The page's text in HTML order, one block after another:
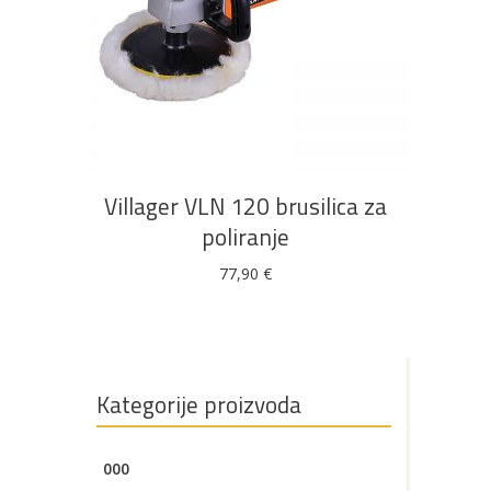
Bijela
tehnika
Metalna
galanterija
Elektromaterijal
DODAJ U KOŠARICU
Villager VLN 120 brusilica za
poliranje
77,90 €
Kategorije proizvoda
000